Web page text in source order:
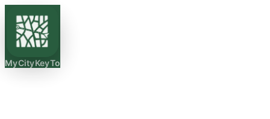
MyCityKeyTo